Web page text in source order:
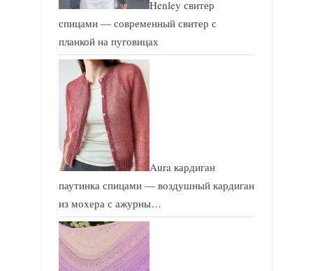
Henley свитер
спицами — современный свитер с
планкой на пуговицах
Aura кардиган
паутинка спицами — воздушный кардиган
из мохера с ажурны…